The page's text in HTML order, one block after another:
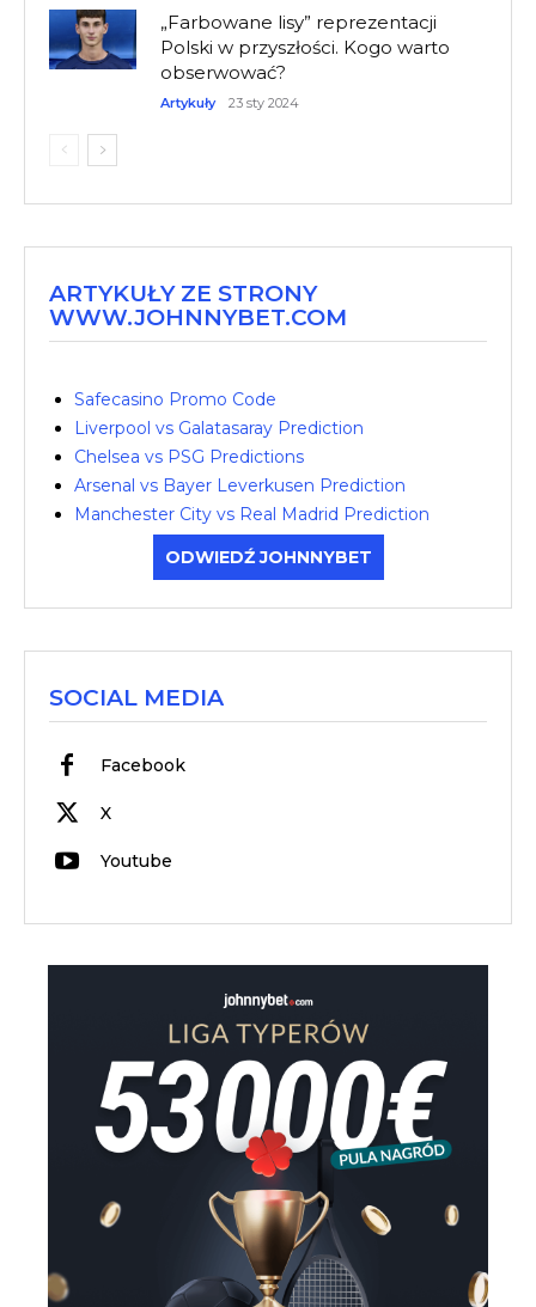
„Farbowane lisy” reprezentacji
Polski w przyszłości. Kogo warto
obserwować?
Artykuły 23 sty 2024
ARTYKUŁY ZE STRONY
WWW.JOHNNYBET.COM
Safecasino Promo Code
Liverpool vs Galatasaray Prediction
Chelsea vs PSG Predictions
Arsenal vs Bayer Leverkusen Prediction
Manchester City vs Real Madrid Prediction
ODWIEDŹ JOHNNYBET
SOCIAL MEDIA
Facebook
X
Youtube